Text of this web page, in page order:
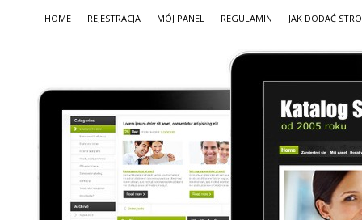
HOME REJESTRACJA MÓJ PANEL REGULAMIN JAK DODAĆ